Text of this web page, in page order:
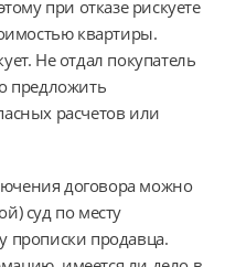
при отказе рискуете
квартиры.
Не отдал покупатель
предложить
расчетов или
договора можно
суд по месту
прописки продавца.